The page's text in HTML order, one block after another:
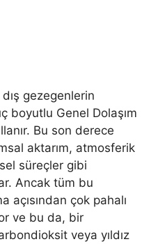
gezegenlerin
boyutlu Genel Dolaşım
Bu son derece
aktarım, atmosferik
süreçler gibi
Ancak tüm bu
açısından çok pahalı
ve bu da, bir
veya yıldız